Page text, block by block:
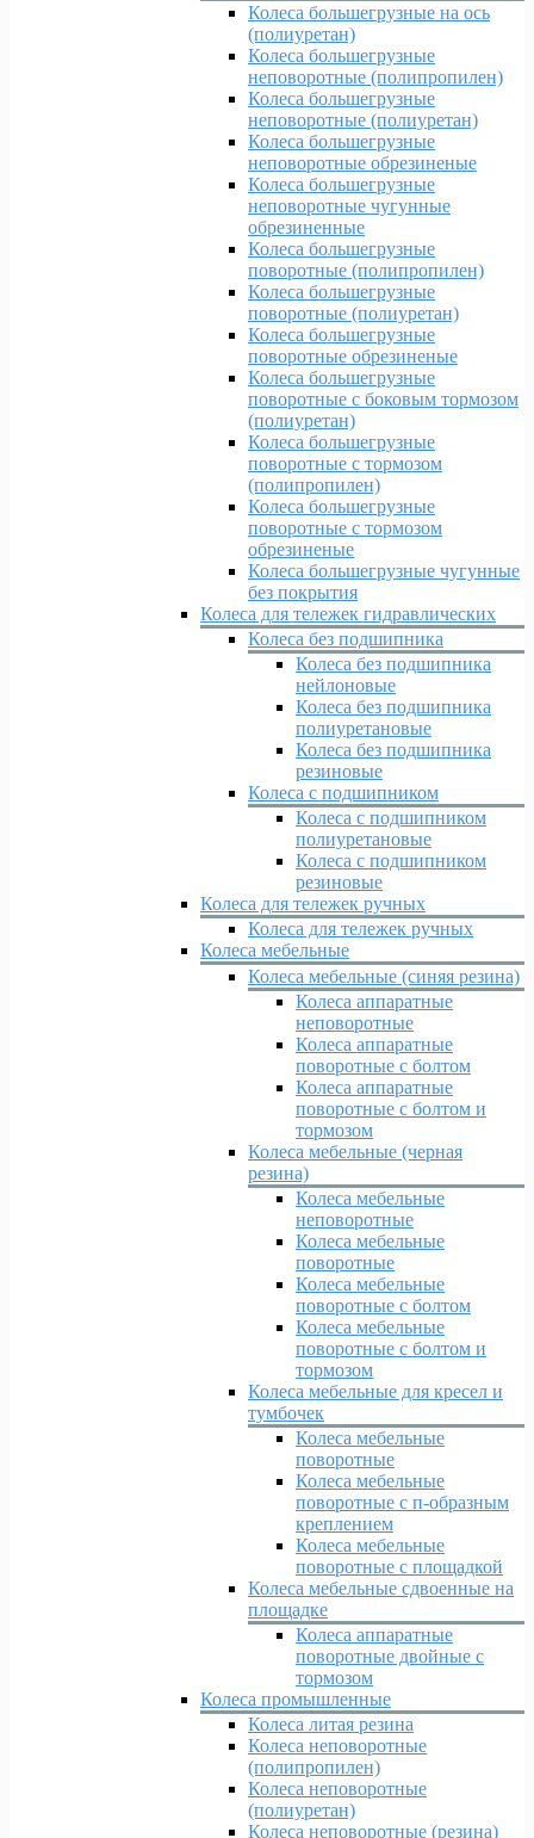
Колеса большегрузные на ось
(полиуретан)
Колеса большегрузные
неповоротные (полипропилен)
Колеса большегрузные
неповоротные (полиуретан)
Колеса большегрузные
неповоротные обрезиненые
Колеса большегрузные
неповоротные чугунные
обрезиненные
Колеса большегрузные
поворотные (полипропилен)
Колеса большегрузные
поворотные (полиуретан)
Колеса большегрузные
поворотные обрезиненые
Колеса большегрузные
поворотные с боковым тормозом
(полиуретан)
Колеса большегрузные
поворотные с тормозом
(полипропилен)
Колеса большегрузные
поворотные с тормозом
обрезиненые
Колеса большегрузные чугунные
без покрытия
Колеса для тележек гидравлических
Колеса без подшипника
Колеса без подшипника
нейлоновые
Колеса без подшипника
полиуретановые
Колеса без подшипника
резиновые
Колеса с подшипником
Колеса с подшипником
полиуретановые
Колеса с подшипником
резиновые
Колеса для тележек ручных
Колеса для тележек ручных
Колеса мебельные
Колеса мебельные (синяя резина)
Колеса аппаратные
неповоротные
Колеса аппаратные
поворотные с болтом
Колеса аппаратные
поворотные с болтом и
тормозом
Колеса мебельные (черная
резина)
Колеса мебельные
неповоротные
Колеса мебельные
поворотные
Колеса мебельные
поворотные с болтом
Колеса мебельные
поворотные с болтом и
тормозом
Колеса мебельные для кресел и
тумбочек
Колеса мебельные
поворотные
Колеса мебельные
поворотные с п-образным
креплением
Колеса мебельные
поворотные с площадкой
Колеса мебельные сдвоенные на
площадке
Колеса аппаратные
поворотные двойные с
тормозом
Колеса промышленные
Колеса литая резина
Колеса неповоротные
(полипропилен)
Колеса неповоротные
(полиуретан)
Колеса неповоротные (резина)